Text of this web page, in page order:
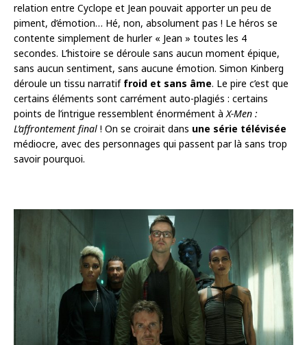
relation entre Cyclope et Jean pouvait apporter un peu de
piment, d’émotion… Hé, non, absolument pas ! Le héros se
contente simplement de hurler « Jean » toutes les 4
secondes. L’histoire se déroule sans aucun moment épique,
sans aucun sentiment, sans aucune émotion. Simon Kinberg
déroule un tissu narratif froid et sans âme. Le pire c’est que
certains éléments sont carrément auto-plagiés : certains
points de l’intrigue ressemblent énormément à X-Men :
L’affrontement final ! On se croirait dans une série télévisée
médiocre, avec des personnages qui passent par là sans trop
savoir pourquoi.